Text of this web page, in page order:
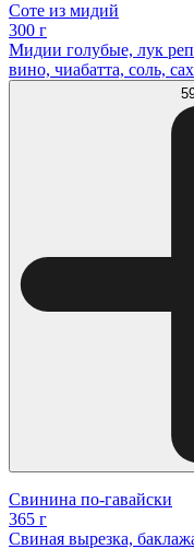
Соте из мидий
300 г
Мидии голубые, лук
вино, чиабатта, соль,
Свинина по-гавайски
365 г
Свиная вырезка,